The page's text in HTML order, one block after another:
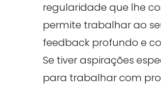
regularidade que lhe
permite trabalhar ao
feedback profundo e
Se tiver aspirações
para trabalhar com